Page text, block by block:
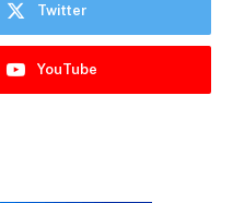
Twitter
YouTube